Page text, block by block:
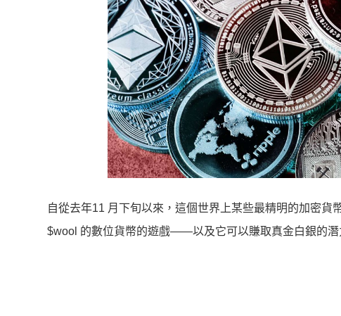
自從去年11 月下旬以來，這個世界上某些最精明的加密
$wool 的數位貨幣的遊戲——以及它可以賺取真金白銀的潛